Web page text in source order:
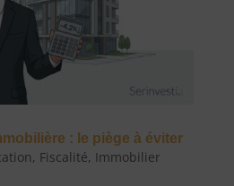
: le piège à éviter
, Fiscalité, Immobilier